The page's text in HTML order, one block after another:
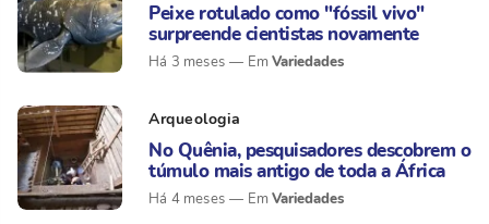
Peixe rotulado como "fóssil vivo"
surpreende cientistas novamente
Há 3 meses Variedades
Arqueologia
No Quênia, pesquisadores descobrem o
túmulo mais antigo de toda a África
Há 4 meses Variedades